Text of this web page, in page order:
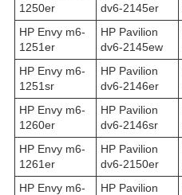
1250er
dv6-2145er
HP Envy m6-
1251er
HP Pavilion
dv6-2145ew
HP Envy m6-
1251sr
HP Pavilion
dv6-2146er
HP Envy m6-
1260er
HP Pavilion
dv6-2146sr
HP Envy m6-
1261er
HP Pavilion
dv6-2150er
HP Envy m6-
HP Pavilion